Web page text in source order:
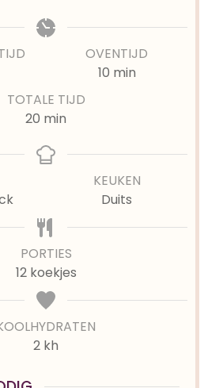
OVENTIJD
10minuten
min
TOTALE TIJD
20 minuten
min
KEUKEN
Duits
PORTIES
12 koekjes
2 kh